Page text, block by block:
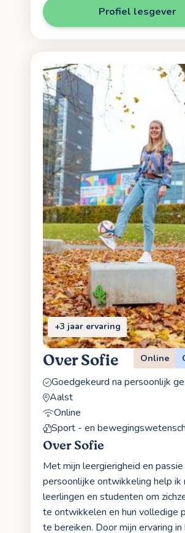
Profiel lesgever
+3 jaar ervaring
Over Sofie Online
Goedgekeurd na persoonlijk
Aalst
Online
Sport - en
Over Sofie
Met mijn leergierigheid en
persoonlijke ontwikkeling help ik
leerlingen en studenten om
te ontwikkelen en hun volledige
te bereiken. Door mijn ervaring